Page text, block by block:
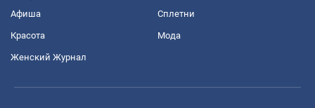
Афиша Сплетни
Красота Мода
Женский Журнал